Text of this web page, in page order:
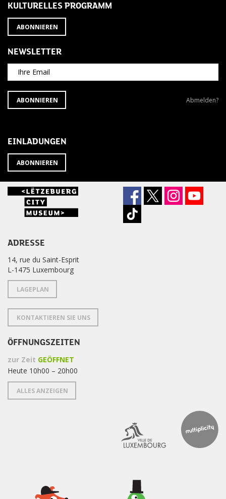
KULTURELLES PROGRAMM
ABONNIEREN
NEWSLETTER
Ihre Email
ABONNIEREN
SIE
ABONNIEREN
Newsletter
Abmelden?
EINLADUNGEN
ABONNIEREN
ADRESSE
14, rue du Saint-Esprit
L-1475 Luxembourg
LAGEPLAN
KONTAKTIEREN SIE UNS
ÖFFNUNGSZEITEN
zur Zeit GEÖFFNET
Heute 10h00 – 20h00
ALLES ANZEIGEN